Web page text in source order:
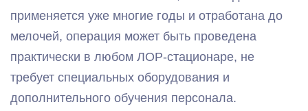
применяется уже многие годы и отработана до
мелочей, операция может быть проведена
практически в любом ЛОР-стационаре, не
требует специальных оборудования и
дополнительного обучения персонала.